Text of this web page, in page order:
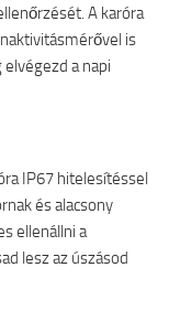
A karóra
is
a napi
IP67 hitelesítéssel
és alacsony
ellenállni a
lesz az úszásod